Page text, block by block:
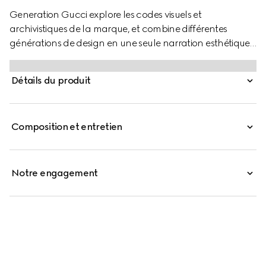
Generation Gucci explore les codes visuels et
archivistiques de la marque, et combine différentes
générations de design en une seule narration esthétique.
La forme inspirée du cabas polyvalente mais élégante de
Gucci Giglio en fait un compagnon essentiel. Ce style est
confectionné dans un filet coloré à imprimé fleuri, avec
Détails du produit
Composition et entretien
Notre engagement